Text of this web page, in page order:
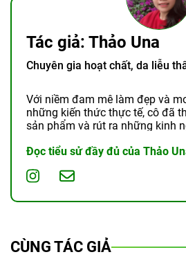
Tác giả: Thảo Una
Chuyên gia hoạt chất, da liễu
Với niềm đam mê làm đẹp và
những kiến thức thực tế, cô đã
sản phẩm và rút ra những kinh
Đọc tiểu sử đầy đủ của Thảo
CÙNG TÁC GIẢ